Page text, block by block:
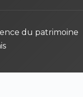
du patrimoine